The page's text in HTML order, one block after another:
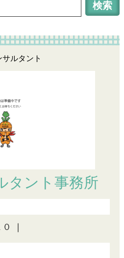
サルタント
タント事務所
｜